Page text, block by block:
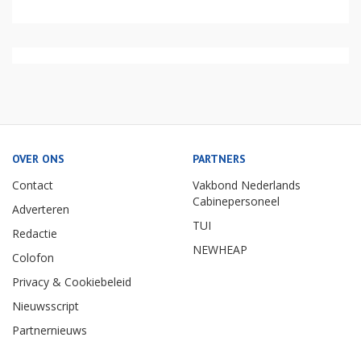
OVER ONS
Contact
Adverteren
Redactie
Colofon
Privacy & Cookiebeleid
Nieuwsscript
Partnernieuws
PARTNERS
Vakbond Nederlands
Cabinepersoneel
TUI
NEWHEAP